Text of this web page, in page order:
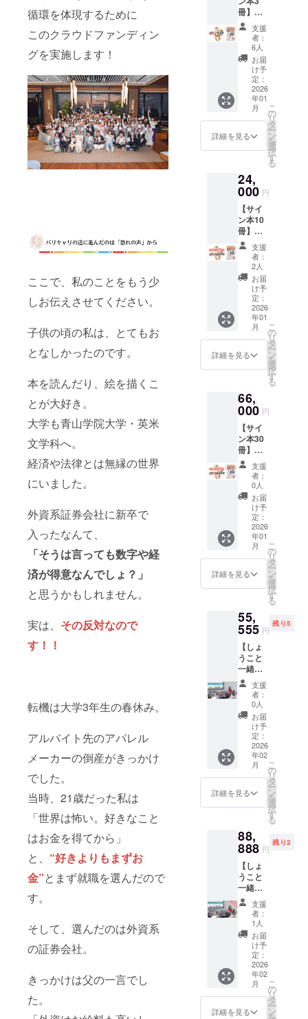
循環を体現するために
このクラウドファンディン
グを実施します！
ここで、私のことをもう少
しお伝えさせてください。
子供の頃の私は、とてもお
となしかったのです。
本を読んだり、絵を描くこ
とが大好き。
大学も青山学院大学・英米
文学科へ。
経済や法律とは無縁の世界
にいました。
外資系証券会社に新卒で
入ったなんて、
「そうは言っても数字や経
済が得意なんでしょ？」
と思うかもしれません。
実は、 その反対なので
す！！
転機は大学3年生の春休み。
アルバイト先のアパレル
メーカーの倒産がきっかけ
でした。
当時、21歳だった私は
「世界は怖い。好きなこと
はお金を得てから」
と、 “好きよりもまずお
金”とまず就職を選んだので
す。
そして、選んだのは外資系
の証券会社。
きっかけは父の一言でし
た。
著者：
千葉祥
子 ※書
籍は発
売次
第、順
次発送
いたし
ます。
※国内発
送のみ
してい
ます。
2026年
5月ごろ
(予定）
（金運
アップ/
仕事運
アップ/
健康運
アッ
プ」に
ついて
能は確
約する
ませ
ん。）
◆サイ
ン本３
冊付
【書籍
概要】
・『奪
われな
い！お
金を守
る７つ
の習
慣』 ・
きずな
著者：
千葉祥
籍は発
売次
第、順
次発送
いたし
ます。
※国内発
送のみ
に対応
してい
ます。
◆サイ
ン本１
冊付
【書籍
概要】
・『奪
われな
い！お
金を守
る７つ
の習
慣』 ・
きずな
子 ※書
籍は発
売次
第、順
次発送
いたし
ます。
※国内発
送のみ
に対応
してい
ます。
ラウド
ファン
ディン
グ終了
後、順
次メー
ルでご
案内致
しま
す。 ※
後日、
アーカ
ますの
で、当
日参加
できな
かった
場合で
も受講
いただ
けま
す。 講
師； 千
葉祥子
西村栄
イン本2
冊付
【書籍
い！お
金を守
る７つ
の習
慣」 ・
きずな
出版 ・
著者：
千葉祥
子 ・
「ドイ
ツ人の
すごい
リー
ダー
プ」 ・
すばる
村栄基
※書籍は
発売次
第、順
次発送
いたし
ます。
※国内発
送のみ
に対応
してい
ます。
とで、
自分自
身の課
題にも
新しい
突破口
が見え
てきま
す。
▼▼▼
リター
ン詳細
▼▼▼
【男
女性脳
でひも
解く！
お金も
人生も
開花す
るオン
ライン
セミ
ナー＆
グルコ
ン(ゴー
ルド・
プラ
ン)】 開
催日：
�@202
20:00~
21:30
(オンラ
インセ
ミ
ナー）
所要時
間：約
90分
開催方
法：
Zoom
�A202
6年3月
14日
（土）
20:00~
ルコ
ン） 所
要時
間：約
120分
開催方
法：
Zoom
※Zoom
のリン
クなど
の詳細
は、ク
ラウド
ファン
グ終了
後、順
案内致
しま
す。 ※
後日、
アーカ
イブ録
画もお
届けし
ますの
で、当
日参加
できな
かった
場合で
も受講
けま
と女性
脳の感
情的ア
プロー
チ、両
方の視
点をバ
ランス
よく取
り入れ
ること
で、思
考の枠
を超え
い解決
策を導
き出せ
ます。
▼▼▼
リター
ン詳細
▼▼▼
男性
脳・女
性脳で
ひも解
く！お
金も人
生も開
花する
Zoomセ
ミナー
＆グ
コンサ
ル＆個
別相談
(プラチ
ナ・プ
ラ
ン)+サ
イン本
２冊】
開催
日：
�@202
6年2月
15日
（土）
20:00~
21:30
ナー）
所要時
間：約
90分
開催方
法：
Zoom
�A202
6年3月
14日
（土）
20:00~
22:00
(オンラ
イング
ルコ
ン） 所
120分
開催方
法：
Zoom
�B個別
に日程
を調整
いたし
ます。
(後日
メール
にてご
連絡）
所要時
間：約
60分
法：
で書く
秘密」
コラボ
Zoomセ
ミナー
+サイン
本１
冊】 開
催日：
2026年
2月9日
（土）
10:00~
11:30
インセ
ミ
ナー）
所要時
間：約
90分
開催方
法：
Zoom
※Zoom
のリン
クなど
の詳細
は、ク
ラウド
ファン
ディン
グ終了
後、順
ルでご
案内致
しま
す。 ※
後日、
アーカ
イブ録
画もお
届けし
ますの
で、当
日参加
できな
かった
場合で
も受講
いただ
けま
す。 講
葉祥子
本宮美
香 ◆サ
イン本1
冊付
【書籍
概要】
・『奪
われな
い！お
金を守
る７つ
の習
慣』 ・
きずな
出版 ・
著者：
売次
第、順
次発送
いたし
ます。
※国内発
送のみ
に対応
してい
ます。
整させ
ていた
だきま
す。 ※
会場へ
の交通
費は各
自でご
負担く
ださ
い。 ※
場所で
面会し
※Zoom
のリン
クなど
の詳細
は、ク
ラウド
ファン
ディン
グ終了
後、
メール
でご案
内致し
ます。
◆サイ
ン本1冊
【書籍
概要】
・『奪
い！お
金を守
る７つ
の習
慣』 ・
きずな
出版 ・
著者：
千葉祥
子 ※書
籍は発
売次
第、順
次発送
いたし
ます。
※国内発
送のみ
に対応
ます。
2026年
は豊か
さを目
一杯受
け取る
器を広
げま
しょ
う！ 先
着20名
様はこ
での募
集にな
▼▼▼
リター
ン詳細
▼▼▼
・「お
金を守
り、金
脈を掘
り起こ
すコ
ミュニ
ティ」
（仮）
Facebo
ループ
にご招
しょう
こによ
る「お
金を守
る小さ
な習
慣」
ワーク
ショッ
プ ・
しょう
こと朝
活 (オン
ライ
ン・任
意参加)
・その
他、オ
ンライ
ア会、
『奪わ
れな
い！お
金を守
る７つ
の習
慣』読
書会、
などを
企画し
ていき
ます。
※活動期
間は
2026年
3月から
1ヶ月を
予定し
す。 ※
詳細は
クラウ
ドファ
ンディ
ング終
了後に
メール
でご案
内いた
しま
す。 ※
ご自身
FACEB
OOKア
カウン
単なも
のばか
り。た
だ、一
人で実
践しよ
うとす
るとつ
いつい
後回し
にして
もの。
プラチ
3ヶ月間
しっか
りフォ
ローす
るプロ
グラム
です。
一緒に
実践す
る良い
仲間を
作り、
2026年
は仲間
と一緒
さを目
一杯受
げま
しょ
う！ 先
着20名
様はこ
の値段
での募
集にな
りま
す。
▼▼▼
リター
ン詳細
▼▼▼
・「お
り、金
脈を掘
すコ
ミュニ
ティ」
（仮）
の
Facebo
okグ
ループ
にご招
待 ・
「お金
を守る
小さな
習慣」
ワーク
ショッ
プ ・
『奪わ
れな
金を守
る７つ
の習
慣』読
書会 ・
しょう
こと朝
活 (オン
ライ
ン・任
意参加)
・その
他、オ
ンライ
ンシェ
ア会、
活動報
きなDr.
よしき
と一緒
に、都
内の神
社など
パワー
スポッ
トを巡
り、大
金運爆
上げし
ましょ
ランチ
を食べ
ながら
一休み
して、
午後も
散策い
たしま
しょ
う。 途
中でベ
ストセ
ラー祈
願もす
る豊か
ルギー
に包ま
です。
▼▼▼
リター
ン詳細
▼▼▼
参拝予
定の神
社 ： 明
治神宮
根津神
社 東京
大神宮
ランチ
会場(予
定)：
Cafe
(新宿区
田橋駅
近く)
https://
www.ca
nalcafe.
jp/resta
urant-
side 日
時：
2026年
3月20日
（金・
祝日）
10:00-
17:00(
集合時
間は10
を予定
してい
ます。
※集合場
所・時
間はク
ラウド
ファン
ディン
グ終了
後に
メール
でご案
内いた
しま
す。 ※
現地集
メッ
セージ
カード
と一緒
にお送
りしま
す。
◇『奪
われな
い！お
金を守
る７つ
り書籍
１冊 ◇
お礼の
メッ
セージ
カード
【書籍
概要】
・『奪
われな
い！お
金を守
る７つ
の習
慣』 ・
きずな
出版 ・
籍は発
売次
第、順
次発送
いたし
ます。
※国内発
送のみ
に対応
してい
ます。
冊】千
葉祥子
のサイ
ン入り
書籍3冊
＆お礼
のメッ
セージ
を購入
できる
権利 心
を込め
て書い
た書籍
の気持
ちを込
めてサ
インを
して
メッ
セージ
カード
と一緒
にお送
りしま
す。 豊
かに生
きるた
めに、
今の時
代に必
ます。
身近な
人への
プレゼ
ントに
もどう
ぞ！
◇『奪
われな
い！お
金を守
る７つ
の習
慣』サ
イン入
り書籍3
冊 ◇お
カード
【書籍
概要】
・『奪
われな
い！お
金を守
る７つ
の習
慣』 ・
きずな
出版 ・
著者：
千葉祥
売次
第、順
ます。
※国内発
送のみ
に対応
してい
ます。"
支援
者：
6人
お届
け予
定：
2026
年01
月
詳細を見る
こ
の
リ
タ
ー
ン
を
選
択
す
る
24,
000 円
【サイ
ン本10
冊】千
葉祥子
のサイ
ン入り
書籍10
冊＆お
礼の
メッ
セージ
を購入
できる
権利 心
を込め
て書い
に感謝
の気持
ちを込
めてサ
インを
して
メッ
セージ
カード
と一緒
にお送
りしま
す。 豊
かに生
きるた
めに、
今の時
えてい
ます。
身近な
人への
プレゼ
ントに
もどう
ぞ！
◇『奪
われな
い！お
金を守
る７つ
の習
慣』サ
イン入
り書籍
10冊 ◇
セージ
カード
【書籍
概要】
・『奪
われな
い！お
金を守
る７つ
の習
慣』 ・
きずな
出版 ・
著者：
千葉祥
籍は発
支援
者：
2人
お届
け予
定：
2026
年01
月
詳細を見る
こ
の
リ
タ
ー
ン
を
選
択
す
る
66,
000 円
【サイ
ン本30
冊】千
葉祥子
のサイ
ン入り
書籍30
冊＆お
礼の
メッ
セージ
を購入
できる
権利 心
を込め
て書い
に感謝
の気持
ちを込
めてサ
インを
して
メッ
セージ
カード
と一緒
にお送
りしま
す。 豊
かに生
きるた
めに、
今の時
えてい
ます。
身近な
人への
プレゼ
ントに
もどう
ぞ！
◇「奪
われな
い！お
金を守
る７つ
の習
慣」サ
イン入
り書籍
支援
者：
0人
お届
け予
定：
2026
年01
月
詳細を見る
こ
の
リ
タ
ー
ン
を
選
択
す
る
55,
555 円
残り5
【しょ
うこと
一緒に
講演会
orお話
会を開
催でき
る権利
(本20冊
付き)】
10冊の
リター
ンが人
気で在
庫ぎれ
となっ
め、20
冊のリ
ターン
を追加
しまし
た！ こ
れま
で、
数々の
イベン
トを主
催、企
画、運
営して
きた
しょう
こと一
支援
者：
0人
お届
け予
定：
2026
年02
月
詳細を見る
こ
の
リ
タ
ー
ン
を
選
択
す
る
88,
888 円
残り2
【しょ
うこと
一緒に
講演会
orお話
会を開
催でき
る権利
(本30冊
付き)】
これま
で数々
のイベ
ントを
支援
者：
1人
お届
け予
定：
2026
年02
月
詳細を見る
こ
の
リ
タ
ー
ン